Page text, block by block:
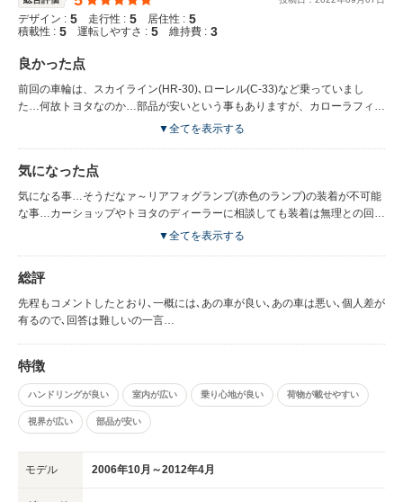
デザイン : 5 走行性 : 5 居住性 : 5
積載性 : 5 運転しやすさ : 5 維持費 : 3
良かった点
前回の車輪は、スカイライン(HR-30)､ローレル(C-33)など乗っていまし
た…何故トヨタなのか…部品が安いという事もありますが、カローラフィー
ルダー1800S-4WD(140系?)を購入！車体カラーは､ズバリ！ブルーを選び
動の気持ちだった…言葉がない…個人差はありますが車体の形からは､ブル
ーがええなぁ!それが理由!走行性能は(個人的な感想)やはり…スカイライン
でしょう！走り､スタイル､などなど、そういうこだわりのある方は、日産自
道路を走行するというより…のんびり快適に高速道路を走行するというイメ
ージです!カローラフィールダーは､走りより…低速走行を楽しむ!そんな感じ
っスよ!嫌いではないし､ボディーカラーがブルーだから､大変大好きな愛車!
が少ない…絶対に売らない! 以上!
▼全てを表示する
気になった点
気になる事…そうだなァ～リアフォグランプ(赤色のランプ)の装着が不可能
な事…カーショップやトヨタのディーラーに相談しても装着は無理との回
答…雪国は地吹雪になると前が全く見えない…リアフォグランプがあると追
▼全てを表示する
総評
先程もコメントしたとおり､一概には､あの車が良い､あの車は悪い､個人差が
有るので､回答は難しいの一言…
特徴
ハンドリングが良い 室内が広い 乗り心地が良い 荷物が載せやすい
視界が広い 部品が安い
モデル 2006年10月～2012年4月